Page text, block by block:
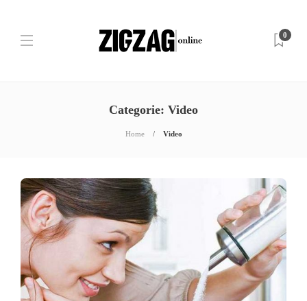
0
Categorie: Video
Home Video